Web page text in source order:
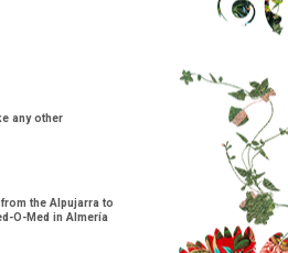
any other
the Alpujarra to
O-Med in Almería